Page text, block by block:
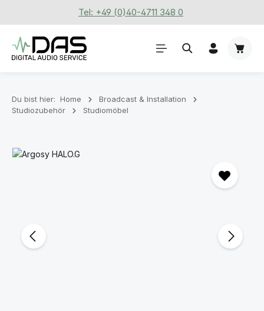
Zum Hauptinhalt springenTel: +49 (0)40-4711 348 0
Du bist hier: Home
Broadcast & Installation
Studiozubehör
Studiomöbel
Bildergalerie überspringen